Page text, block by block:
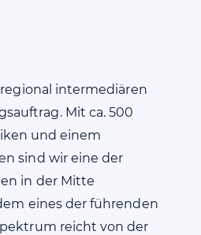
intermediären
Mit ca. 500
und einem
sind wir eine der
in der Mitte
eines der führenden
reicht von der